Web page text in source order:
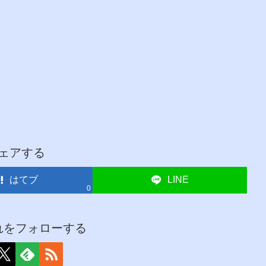
アする
はてブ
0
LINE
フォローする